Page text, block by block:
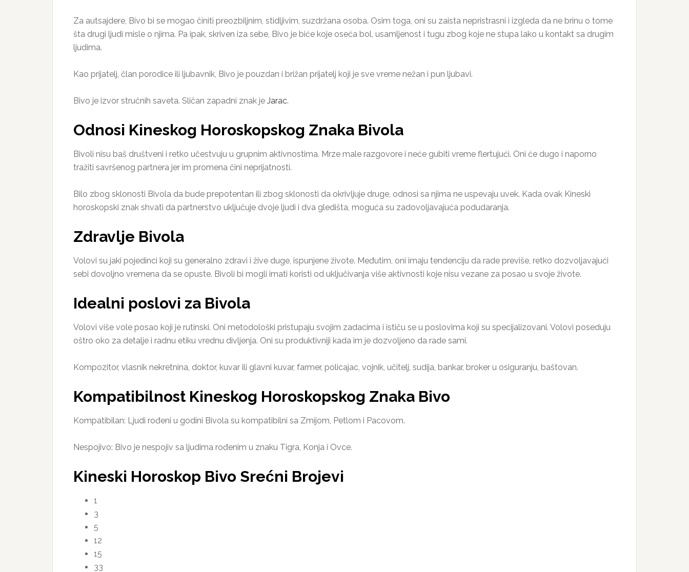
Za autsajdere, Bivo bi se mogao činiti preozbiljnim, stidljivim, suzdržana osoba. Osim toga, oni su zaista nepristrasni i izgleda da ne brinu o tome
šta drugi ljudi misle o njima. Pa ipak, skriven iza sebe, Bivo je biće koje oseća bol, usamljenost i tugu zbog koje ne stupa lako u kontakt sa drugim
ljudima.
Kao prijatelj, član porodice ili ljubavnik, Bivo je pouzdan i brižan prijatelj koji je sve vreme nežan i pun ljubavi.
Bivo je izvor stručnih saveta. Sličan zapadni znak je Jarac.
Odnosi Kineskog Horoskopskog Znaka Bivola
Bivoli nisu baš društveni i retko učestvuju u grupnim aktivnostima. Mrze male razgovore i neće gubiti vreme flertujući. Oni će dugo i naporno
tražiti savršenog partnera jer im promena čini neprijatnosti.
Bilo zbog sklonosti Bivola da bude prepotentan ili zbog sklonosti da okrivljuje druge, odnosi sa njima ne uspevaju uvek. Kada ovak Kineski
horoskopski znak shvati da partnerstvo uključuje dvoje ljudi i dva gledišta, moguća su zadovoljavajuća podudaranja.
Zdravlje Bivola
Volovi su jaki pojedinci koji su generalno zdravi i žive duge, ispunjene živote. Međutim, oni imaju tendenciju da rade previše, retko dozvoljavajući
sebi dovoljno vremena da se opuste. Bivoli bi mogli imati koristi od uključivanja više aktivnosti koje nisu vezane za posao u svoje živote.
Idealni poslovi za Bivola
Volovi više vole posao koji je rutinski. Oni metodološki pristupaju svojim zadacima i ističu se u poslovima koji su specijalizovani. Volovi poseduju
oštro oko za detalje i radnu etiku vrednu divljenja. Oni su produktivniji kada im je dozvoljeno da rade sami.
Kompozitor, vlasnik nekretnina, doktor, kuvar ili glavni kuvar, farmer, policajac, vojnik, učitelj, sudija, bankar, broker u osiguranju, baštovan.
Kompatibilnost Kineskog Horoskopskog Znaka Bivo
Kompatibilan: Ljudi rođeni u godini Bivola su kompatibilni sa Zmijom, Petlom i Pacovom.
Nespojivo: Bivo je nespojiv sa ljudima rođenim u znaku Tigra, Konja i Ovce.
Kineski Horoskop Bivo Srećni Brojevi
1
3
5
12
15
33